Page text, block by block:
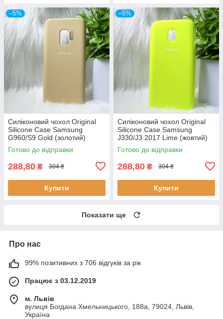
–5%
Силіконовий чохол Original
Silicone Case Samsung
G960/S9 Gold (золотий)
Готово до відправки
288,80 ₴ 304 ₴
Купити
–5%
Силіконовий чохол Original
Silicone Case Samsung
J330/J3 2017 Lime (жовтий)
Готово до відправки
288,80 ₴ 304 ₴
Купити
Показати ще
Про нас
99% позитивних з 706 відгуків за рік
Працює з 03.12.2019
м. Львів
вулиця Богдана Хмельницького, 188а, 79024, Львів,
Україна